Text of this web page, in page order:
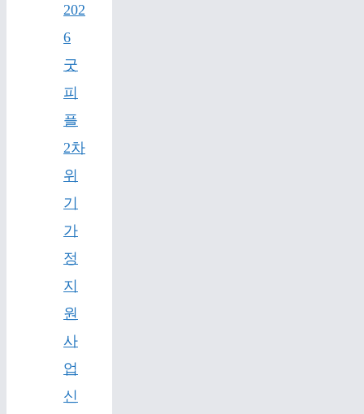
202
6
굿
피
플
2차
위
기
가
정
지
원
사
업
신